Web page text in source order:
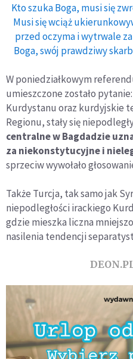
Kto szuka Boga, musi się
Musi się wciąż
przed oczyma i wytrwale
Boga, swój prawdziwy
W poniedziałkowym
umieszczone zostało
Kurdystanu oraz kurdyjskie
Regionu, stały się
centralne w Bagdadzie
za niekonstytucyjne i
sprzeciw wywołało
Także Turcja, tak samo jak
niepodległości irackiego
gdzie mieszka liczna
nasilenia tendencji